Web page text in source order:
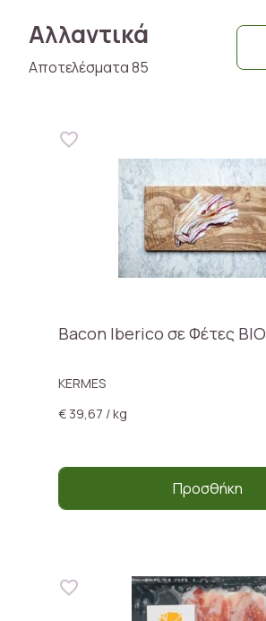
Αλλαντικά
Αποτελέσματα 85
Bacon Iberico σε Φέτες ΒΙΟ
KERMES
€ 39,67 / kg
Προσθήκη